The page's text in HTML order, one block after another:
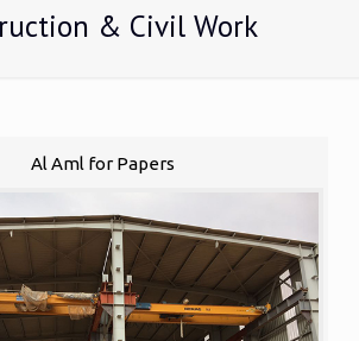
& Civil Work
Al Aml for Papers